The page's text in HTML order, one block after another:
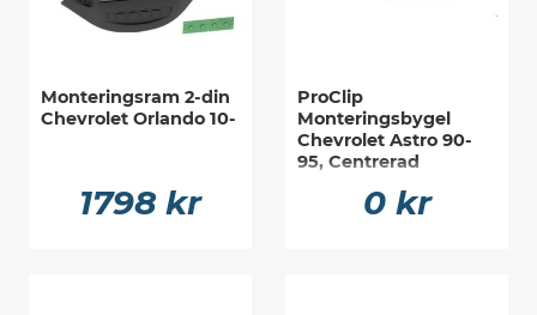
Monteringsram 2-din
Chevrolet Orlando 10-
1798 kr
ProClip
Monteringsbygel
Chevrolet Astro 90-
95, Centrerad
0 kr